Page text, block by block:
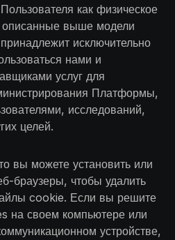
как физическое
выше модели
исключительно
нами и
услуг для
Платформы,
исследований,
целей.
вы можете установить или
браузеры, чтобы удалить
cookie. Если вы решите
на своем компьютере или
устройстве,